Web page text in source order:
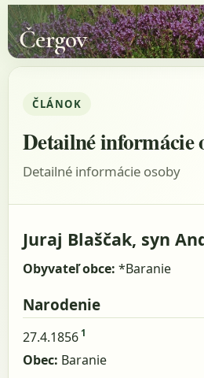
Čergov
ČLÁNOK
Detailné informácie
Detailné informácie osoby
Juraj Blaščak, syn
Obyvateľ obce: *Baranie
Narodenie
27.4.1856 1
Obec: Baranie